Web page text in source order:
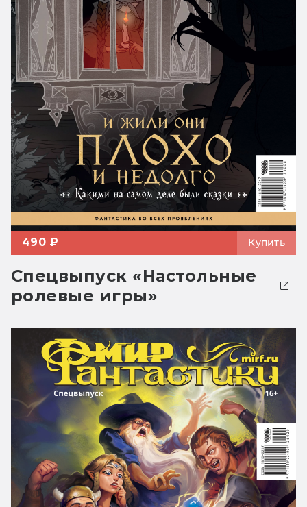
490 ₽ Купить
Спецвыпуск «Настольные
ролевые игры»